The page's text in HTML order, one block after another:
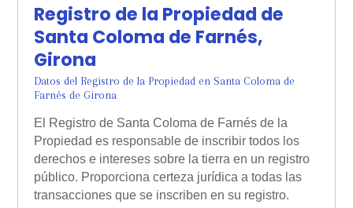
Registro de la Propiedad de
Santa Coloma de Farnés,
Girona
Datos del Registro de la Propiedad en Santa Coloma de
Farnés de Girona
El Registro de Santa Coloma de Farnés de la
Propiedad es responsable de inscribir todos los
derechos e intereses sobre la tierra en un registro
público. Proporciona certeza jurídica a todas las
transacciones que se inscriben en su registro.